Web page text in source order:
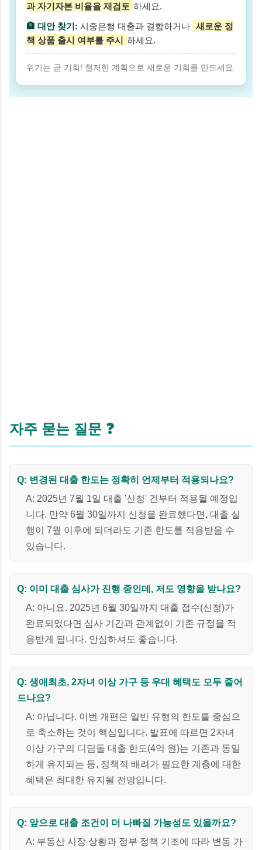
과 자기자본 비율을 재검토 하세요.
🏦 대안 찾기: 시중은행 대출과 결합하거나 새로운 정
책 상품 출시 여부를 주시 하세요.
위기는 곧 기회! 철저한 계획으로 새로운 기회를 만드세요.
자주 묻는 질문 ❓
Q: 변경된 대출 한도는 정확히 언제부터 적용되나요?
A: 2025년 7월 1일 대출 '신청' 건부터 적용될 예정입
니다. 만약 6월 30일까지 신청을 완료했다면, 대출 실
행이 7월 이후에 되더라도 기존 한도를 적용받을 수
있습니다.
Q: 이미 대출 심사가 진행 중인데, 저도 영향을 받나요?
A: 아니요. 2025년 6월 30일까지 대출 접수(신청)가
완료되었다면 심사 기간과 관계없이 기존 규정을 적
용받게 됩니다. 안심하셔도 좋습니다.
Q: 생애최초, 2자녀 이상 가구 등 우대 혜택도 모두 줄어
드나요?
A: 아닙니다. 이번 개편은 일반 유형의 한도를 중심으
로 축소하는 것이 핵심입니다. 발표에 따르면 2자녀
이상 가구의 디딤돌 대출 한도(4억 원)는 기존과 동일
하게 유지되는 등, 정책적 배려가 필요한 계층에 대한
혜택은 최대한 유지될 전망입니다.
Q: 앞으로 대출 조건이 더 나빠질 가능성도 있을까요?
A: 부동산 시장 상황과 정부 정책 기조에 따라 변동 가